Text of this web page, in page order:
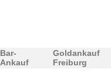
Bar-
Ankauf
Goldankauf
Freiburg